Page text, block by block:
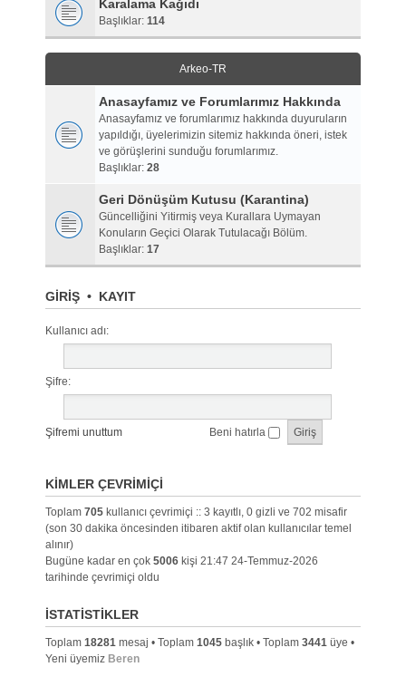
Karalama Kağıdı
Başlıklar: 114
Arkeo-TR
Anasayfamız ve Forumlarımız Hakkında
Anasayfamız ve forumlarımız hakkında duyuruların
yapıldığı, üyelerimizin sitemiz hakkında öneri, istek
ve görüşlerini sunduğu forumlarımız.
Başlıklar: 28
Geri Dönüşüm Kutusu (Karantina)
Güncelliğini Yitirmiş veya Kurallara Uymayan
Konuların Geçici Olarak Tutulacağı Bölüm.
Başlıklar: 17
GIRIŞ• KAYIT
Kullanıcı adı:
Şifre:
Şifremi unuttum Beni hatırla
KIMLER ÇEVRIMIÇI
Toplam 705kullanıcı çevrimiçi :: 3 kayıtlı, 0 gizli ve 702 misafir
(son 30 dakika öncesinden itibaren aktif olan kullanıcılar temel
alınır)
Bugüne kadar en çok 5006kişi 21:47 24-Temmuz-2026
tarihinde çevrimiçi oldu
İSTATISTIKLER
Toplam 18281mesaj • Toplam 1045başlık • Toplam 3441üye •
Yeni üyemiz Beren